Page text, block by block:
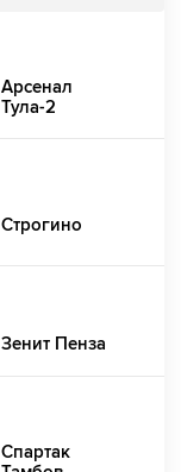
Арсенал
Тула-2
Строгино
Зенит Пенза
Спартак